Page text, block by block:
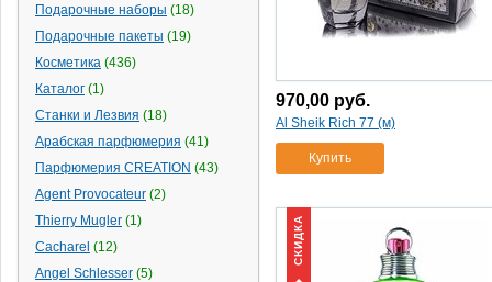
Chlo (8)
Chloe (9)
Chopard (3)
Christian Dior
Christian Lacroix
Christina Aguilera (6)
Clinique (9)
Coach (1)
Cobra (2)
Command
Confitrade (1)
графит (3)
2 (24)
3 (1)
12v (2)
кожа (2)
полиэстер (1)
9 (1)
2200 вт (1)
usb2.0)
(1)
(3)
Подарочные наборы (18)
Подарочные пакеты (19)
Косметика (436)
Каталог (1)
Станки и Лезвия (18)
Арабская парфюмерия (41)
Парфюмерия CREATION (43)
Agent Provocateur (2)
Thierry Mugler (1)
Cacharel (12)
Angel Schlesser (5)
970,00 руб.
Al Sheik Rich 77 (м)
Купить
СКИДКА